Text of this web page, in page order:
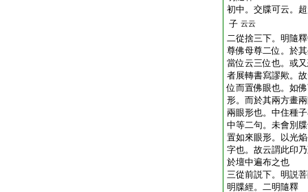
初中。交牒可云。
子 云云
二從捨三下。明隨
尊佛母尊二位。於
當位云三位也。或
者展轉書寫謬歟。
位而置佛眼也。如
形。而於其兩方畫
兩眼形也。中住種
中等二句。未會別
置如來眼形。以光
字也。故云謂此印
於壇中遍布之也
三從前説下。明説
明牒經。二明隨釋